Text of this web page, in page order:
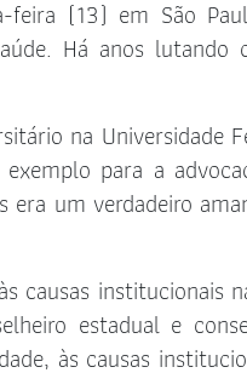
feira (13) em São
Há anos lutando
na Universidade
para a
era um verdadeiro
causas institucionais
estadual e
às causas